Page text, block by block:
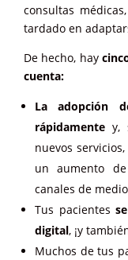
consultas
tardado en
De hecho, hay
cuenta:
La adopción
rápidamente y,
nuevos
un aumento
canales de
Tus pacientes
digital, ¡y
Muchos de tus